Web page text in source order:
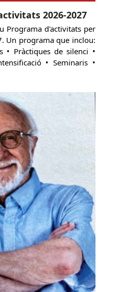
2026-2027
Programa d'activitats per
Un programa que inclou:
• Pràctiques de silenci •
• Seminaris •